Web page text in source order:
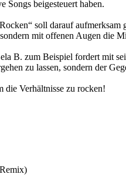
Songs beigesteuert haben.
soll darauf
mit offenen Augen die
B. zum Beispiel fordert mit
zu lassen, sondern der
Verhältnisse zu rocken!